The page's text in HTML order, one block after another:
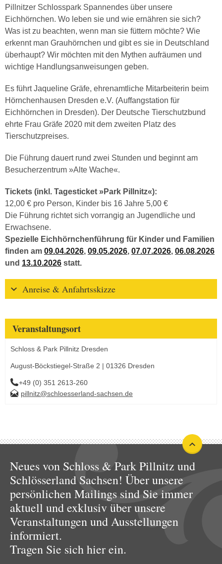
Pillnitzer Schlosspark Spannendes über unsere
Eichhörnchen. Wo leben sie und wie ernähren sie sich?
Was ist zu beachten, wenn man sie füttern möchte? Wie
erkennt man Grauhörnchen und gibt es sie in Deutschland
überhaupt? Wir möchten mit den Mythen aufräumen und
wichtige Handlungsanweisungen geben.
Es führt Jaqueline Gräfe, ehrenamtliche Mitarbeiterin beim
Hörnchenhausen Dresden e.V. (Auffangstation für
Eichhörnchen in Dresden). Der Deutsche Tierschutzbund
ehrte Frau Gräfe 2020 mit dem zweiten Platz des
Tierschutzpreises.
Die Führung dauert rund zwei Stunden und beginnt am
Besucherzentrum »Alte Wache«.
Tickets (inkl. Tagesticket »Park Pillnitz«):
12,00 € pro Person, Kinder bis 16 Jahre 5,00 €
Die Führung richtet sich vorrangig an Jugendliche und
Erwachsene.
Spezielle Eichhörnchenführung für Kinder und Familien
finden am 09.04.2026, 09.05.2026, 07.07.2026, 06.08.2026
und 13.10.2026 statt.
Anreise & Anfahrtsskizze
Veranstaltungsort
Schloss & Park Pillnitz Dresden
August-Böckstiegel-Straße 2 | 01326 Dresden
+49 (0) 351 2613-260
pillnitz@schloesserland-sachsen.de
Neues von Schloss & Park Pillnitz und
Schlösserland Sachsen! Über unsere
persönlichen Mailings sind Sie immer
aktuell und exklusiv über unsere
Veranstaltungen und Ausstellungen
informiert.
Tragen Sie sich hier ein.